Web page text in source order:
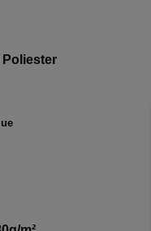
Poliester